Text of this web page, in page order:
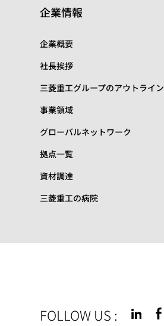
企業情報
企業概要
社長挨拶
三菱重工グループのアウトライン
事業領域
グローバルネットワーク
拠点一覧
資材調達
三菱重工の病院
FOLLOW US :